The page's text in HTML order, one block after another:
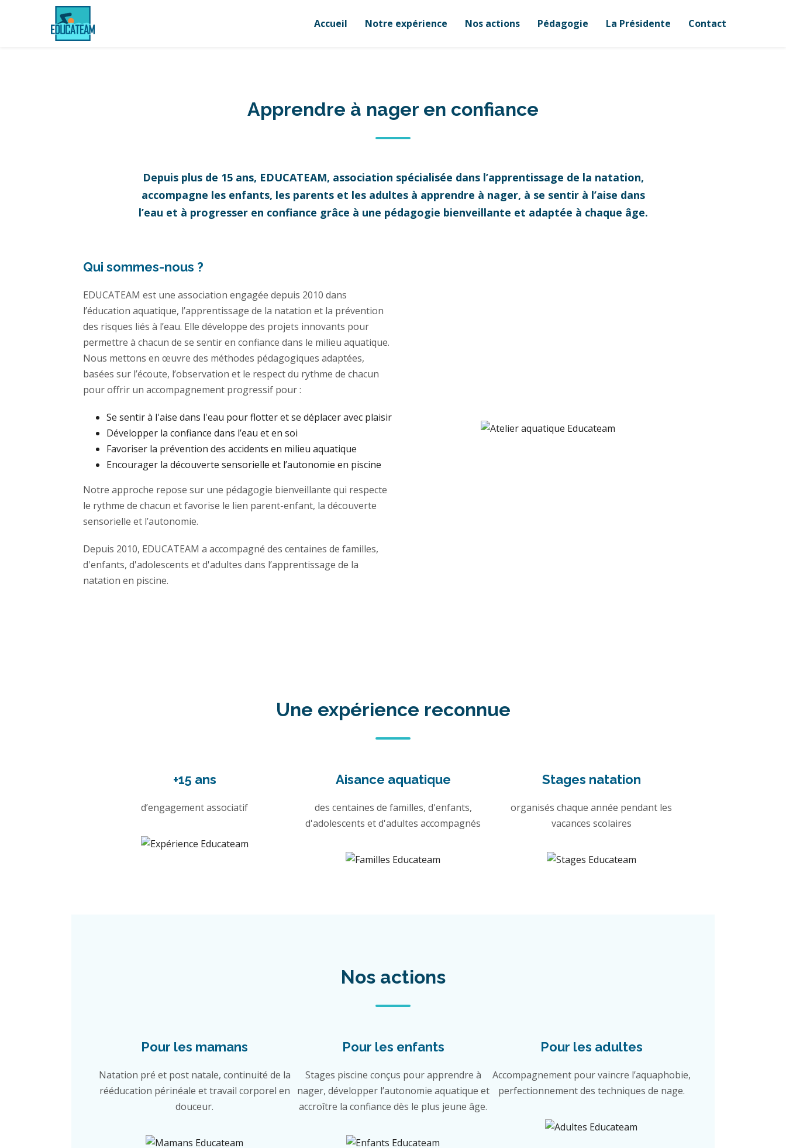
Accueil Notre expérience Nos actions Pédagogie La Présidente Contact
Apprendre à nager en confiance
Depuis plus de 15 ans, EDUCATEAM, association spécialisée dans l’apprentissage de la natation,
accompagne les enfants, les parents et les adultes à apprendre à nager, à se sentir à l’aise dans
l’eau et à progresser en confiance grâce à une pédagogie bienveillante et adaptée à chaque âge.
Qui sommes-nous ?
EDUCATEAM est une association engagée depuis 2010 dans
l’éducation aquatique, l’apprentissage de la natation et la prévention
des risques liés à l’eau. Elle développe des projets innovants pour
permettre à chacun de se sentir en confiance dans le milieu aquatique.
Nous mettons en œuvre des méthodes pédagogiques adaptées,
basées sur l’écoute, l’observation et le respect du rythme de chacun
pour offrir un accompagnement progressif pour :
Se sentir à l'aise dans l'eau pour flotter et se déplacer avec plaisir
Développer la confiance dans l’eau et en soi
Favoriser la prévention des accidents en milieu aquatique
Encourager la découverte sensorielle et l’autonomie en piscine
Notre approche repose sur une pédagogie bienveillante qui respecte
le rythme de chacun et favorise le lien parent-enfant, la découverte
sensorielle et l’autonomie.
Depuis 2010, EDUCATEAM a accompagné des centaines de familles,
d'enfants, d'adolescents et d'adultes dans l’apprentissage de la
natation en piscine.
Une expérience reconnue
+15 ans
d’engagement associatif
Aisance aquatique
des centaines de familles, d'enfants,
d'adolescents et d'adultes accompagnés
Stages natation
organisés chaque année pendant les
vacances scolaires
Nos actions
Pour les mamans
Natation pré et post natale, continuité de la
rééducation périnéale et travail corporel en
douceur.
Pour les enfants
Stages piscine conçus pour apprendre à
nager, développer l’autonomie aquatique et
accroître la confiance dès le plus jeune âge.
Pour les adultes
Accompagnement pour vaincre l’aquaphobie,
perfectionnement des techniques de nage.